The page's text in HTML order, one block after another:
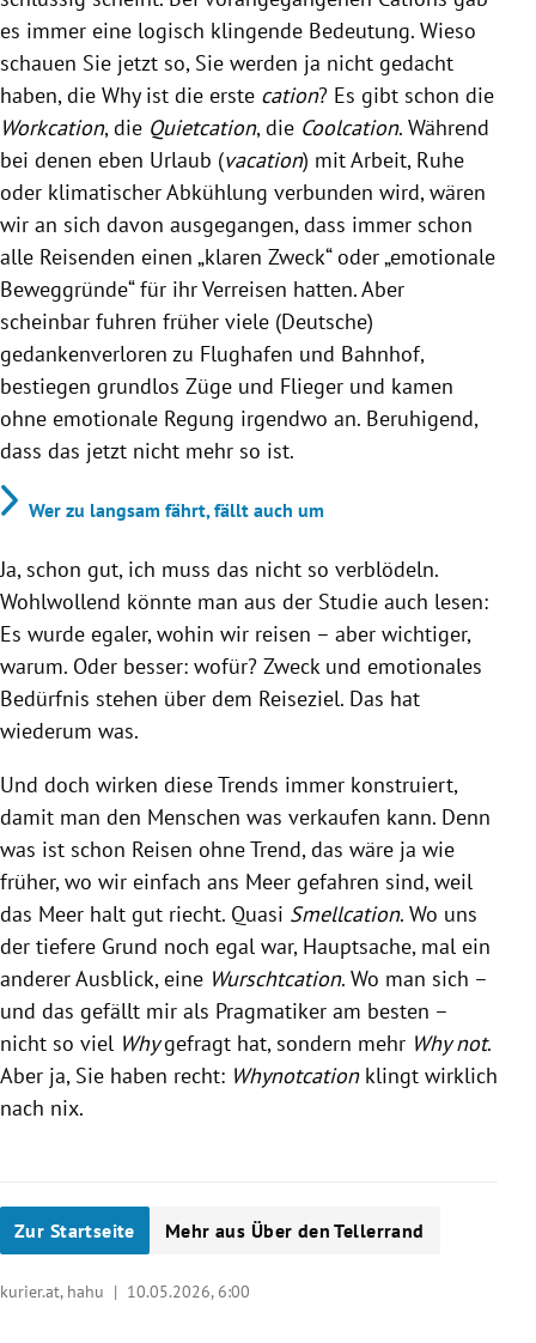
es immer eine logisch klingende Bedeutung. Wieso
schauen Sie jetzt so, Sie werden ja nicht gedacht
haben, die Why ist die erste cation? Es gibt schon die
Workcation, die Quietcation, die Coolcation. Während
bei denen eben Urlaub (vacation) mit Arbeit, Ruhe
oder klimatischer Abkühlung verbunden wird, wären
wir an sich davon ausgegangen, dass immer schon
alle Reisenden einen „klaren Zweck“ oder „emotionale
Beweggründe“ für ihr Verreisen hatten. Aber
scheinbar fuhren früher viele (Deutsche)
gedankenverloren zu Flughafen und Bahnhof,
bestiegen grundlos Züge und Flieger und kamen
ohne emotionale Regung irgendwo an. Beruhigend,
dass das jetzt nicht mehr so ist.
Wer zu langsam fährt, fällt auch um
Ja, schon gut, ich muss das nicht so verblödeln.
Wohlwollend könnte man aus der Studie auch lesen:
Es wurde egaler, wohin wir reisen – aber wichtiger,
warum. Oder besser: wofür? Zweck und emotionales
Bedürfnis stehen über dem Reiseziel. Das hat
wiederum was.
Und doch wirken diese Trends immer konstruiert,
damit man den Menschen was verkaufen kann. Denn
was ist schon Reisen ohne Trend, das wäre ja wie
früher, wo wir einfach ans Meer gefahren sind, weil
das Meer halt gut riecht. Quasi Smellcation. Wo uns
der tiefere Grund noch egal war, Hauptsache, mal ein
anderer Ausblick, eine Wurschtcation. Wo man sich –
und das gefällt mir als Pragmatiker am besten –
nicht so viel Whygefragt hat, sondern mehr Why not.
Aber ja, Sie haben recht: Whynotcation klingt wirklich
nach nix.
Zur Startseite Mehr aus Über den Tellerrand
kurier.at, hahu | 10.05.2026, 6:00